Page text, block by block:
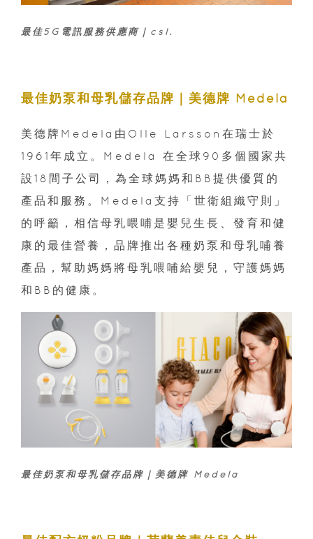
最佳5G電訊服務供應商｜csl.
最佳奶泵和母乳儲存品牌｜美德牌 Medela
美德牌Medela由Olle Larsson在瑞士於
1961年成立。Medela 在全球90多個國家共
設18間子公司，為全球媽媽和BB提供優質的
產品和服務。Medela支持「世衛組織守則」
的呼籲，相信母乳喂哺是嬰兒生長、發育和健
康的最佳營養，品牌推出各種奶泵和母乳哺養
產品，幫助媽媽將母乳喂哺給嬰兒，守護媽媽
和BB的健康。
最佳奶泵和母乳儲存品牌｜美德牌 Medela